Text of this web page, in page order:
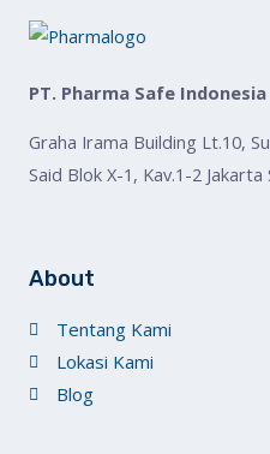
PT. Pharma Safe Indonesia
Graha Irama Building Lt.10,
Said Blok X-1, Kav.1-2
About
Tentang Kami
Lokasi Kami
Blog